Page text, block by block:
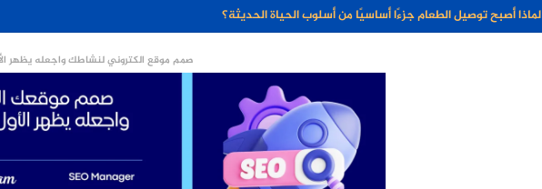
كيف تغير أدوات الذكاء الاصطناعي مستقبل التسويق الرقمي؟
صمم موقع الكتروني لنشاطك واجعله يظهر